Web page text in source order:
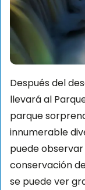
Después del
llevará al
parque
innumerable
puede
conservación
se puede ver